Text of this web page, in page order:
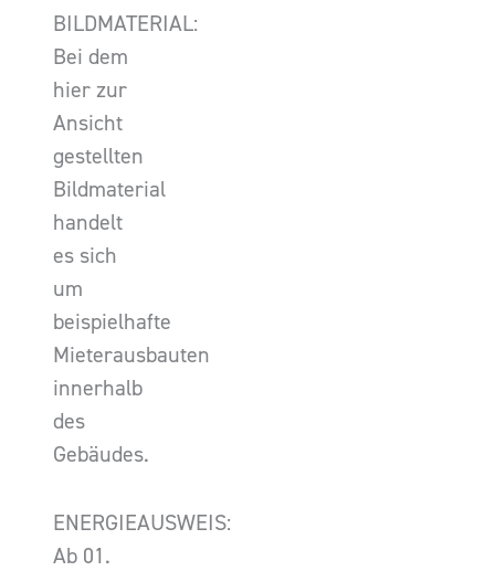
BILDMATERIAL:
Bei dem
hier zur
Ansicht
gestellten
Bildmaterial
handelt
es sich
um
beispielhafte
Mieterausbauten
innerhalb
des
Gebäudes.
ENERGIEAUSWEIS:
Ab 01.